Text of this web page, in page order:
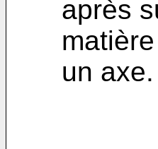
après
un axe.